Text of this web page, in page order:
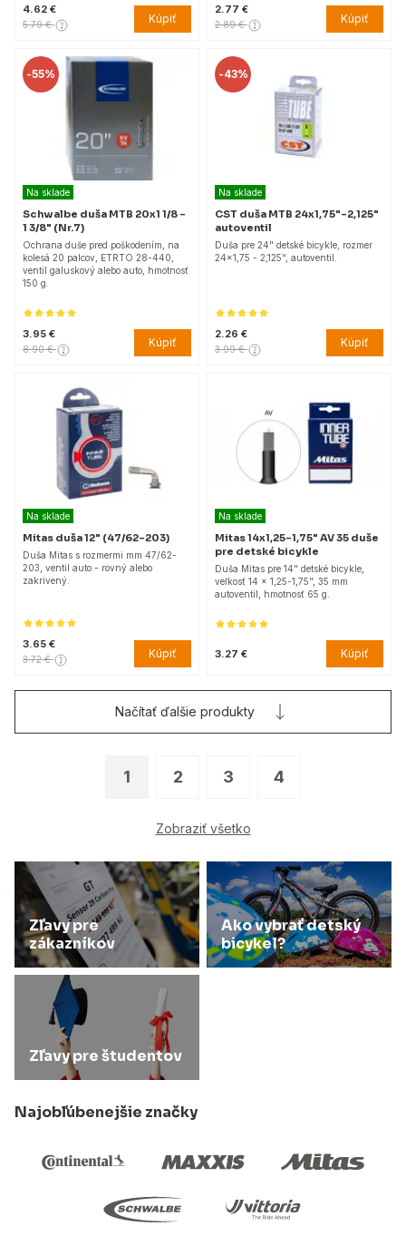
4.62 €
5.79 € Kúpiť
2.77 €
2.89 € Kúpiť
-55%
Na sklade
Schwalbe duša MTB 20x1 1/8 -
1 3/8" (Nr.7)
Ochrana duše pred poškodením, na
kolesá 20 palcov, ETRTO 28-440,
ventil galuskový alebo auto, hmotnosť
150 g.
3.95 €
8.90 € Kúpiť
-43%
Na sklade
CST duša MTB 24x1,75"-2,125"
autoventil
Duša pre 24" detské bicykle, rozmer
24x1,75 - 2,125", autoventil.
2.26 €
3.99 € Kúpiť
Na sklade
Mitas duša 12" (47/62-203)
Duša Mitas s rozmermi mm 47/62-
203, ventil auto - rovný alebo
zakrivený.
3.65 €
3.72 € Kúpiť
Na sklade
Mitas 14x1,25-1,75" AV 35 duše
pre detské bicykle
Duša Mitas pre 14" detské bicykle,
veľkosť 14 x 1,25-1,75", 35 mm
autoventil, hmotnosť 65 g.
3.27 € Kúpiť
1 2 3 4
Zobraziť všetko
Načítať ďalšie produkty
Zľavy pre
zákazníkov
Ako vybrať detský
bicykel?
Zľavy pre študentov
Najobľúbenejšie značky